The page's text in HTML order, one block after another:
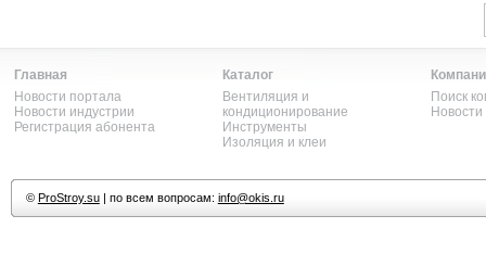
Главная
Новости портала
Новости индустрии
Регистрация абонента
Каталог
Вентиляция и
кондиционирование
Инструменты
Изоляция и клеи
Поиск
© ProStroy.su| по всем вопросам: info@okis.ru